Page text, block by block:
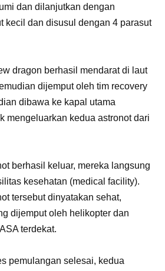
dan dilanjutkan dengan
kecil dan disusul dengan 4 parasut
dragon berhasil mendarat di laut
dijemput oleh tim recovery
dibawa ke kapal utama
mengeluarkan kedua astronot dari
berhasil keluar, mereka langsung
kesehatan (medical facility).
tersebut dinyatakan sehat,
dijemput oleh helikopter dan
terdekat.
pemulangan selesai, kedua